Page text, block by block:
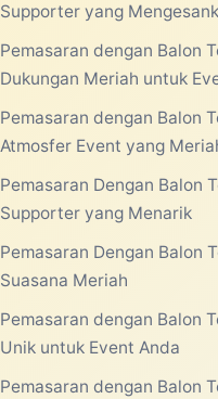
Supporter yang
Pemasaran dengan Balon
Dukungan Meriah untuk
Pemasaran dengan Balon
Atmosfer Event yang
Pemasaran Dengan Balon
Supporter yang Menarik
Pemasaran Dengan Balon
Suasana Meriah
Pemasaran dengan Balon
Unik untuk Event Anda
Pemasaran dengan Balon